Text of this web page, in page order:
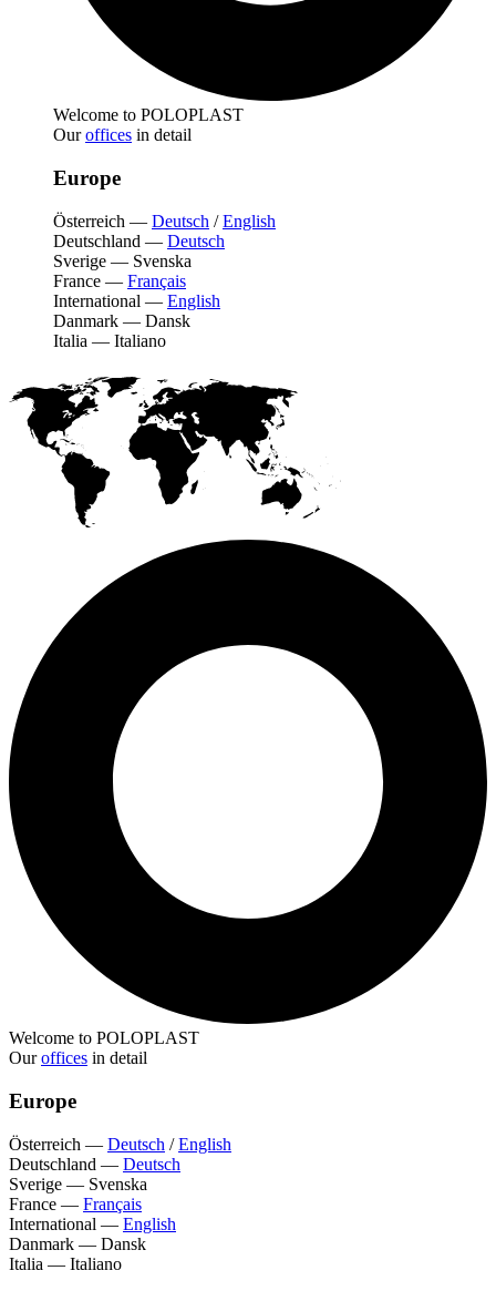
Welcome to POLOPLAST
Ouroffices in detail
Europe
Österreich — Deutsch /English
Deutschland — Deutsch
Sverige — Svenska
France — Français
International — English
Danmark — Dansk
Italia — Italiano
Welcome to POLOPLAST
Ouroffices in detail
Europe
Österreich — Deutsch /English
Deutschland — Deutsch
Sverige — Svenska
France — Français
International — English
Danmark — Dansk
Italia — Italiano